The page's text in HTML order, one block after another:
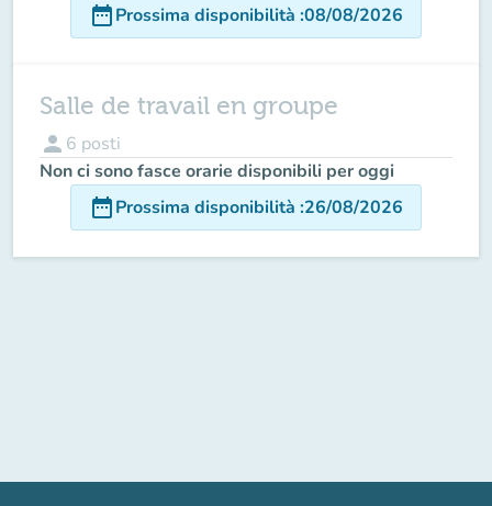
date_rangeProssima disponibilità :08/08/2026
Salle de travail en groupe
person 6 posti
Non ci sono fasce orarie disponibili per oggi
date_rangeProssima disponibilità :26/08/2026